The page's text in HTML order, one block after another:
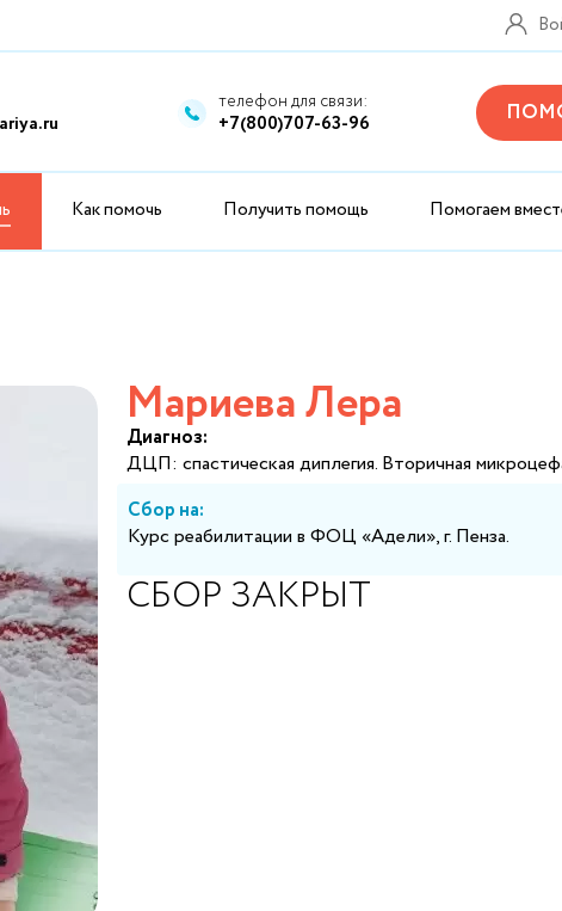
телефон для связи:
+7(800)707-63-96
Как помочь Получить помощь Помогаем
Мариева Лера
Диагноз:
ДЦП: спастическая диплегия. Вторичная
Сбор на:
Курс реабилитации в ФОЦ «Адели», г. Пенза.
СБОР ЗАКРЫТ